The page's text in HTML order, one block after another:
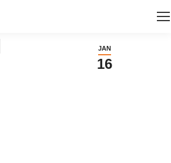
JAN
16